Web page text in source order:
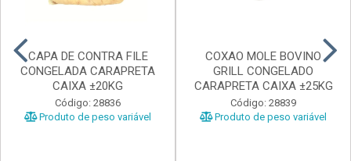
CAPA DE CONTRA FILE
CONGELADA CARAPRETA
CAIXA ±20KG
Código: 28836
Produto de peso variável
COXAO MOLE BOVINO
GRILL CONGELADO
CARAPRETA CAIXA ±25KG
Código: 28839
Produto de peso variável